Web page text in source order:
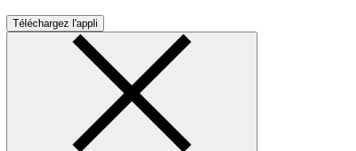
Téléchargez l'appli